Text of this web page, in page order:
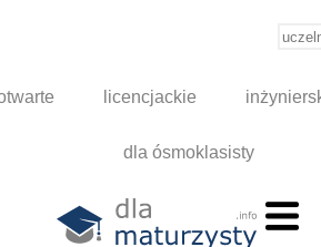
licencjackie
dla ósmoklasisty